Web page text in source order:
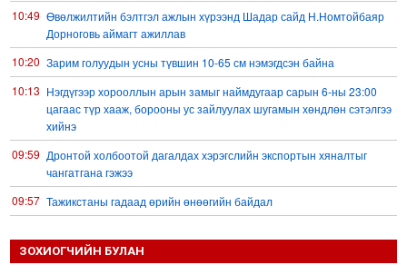
10:49 Өвөлжилтийн бэлтгэл ажлын хүрээнд Шадар сайд Н.Номтойбаяр
Дорноговь аймагт ажиллав
10:20 Зарим голуудын усны түвшин 10-65 см нэмэгдсэн байна
10:13 Нэгдүгээр хорооллын арын замыг наймдугаар сарын 6-ны 23:00
цагаас түр хааж, борооны ус зайлуулах шугамын хөндлөн сэтэлгээ
хийнэ
09:59 Дронтой холбоотой дагалдах хэрэгслийн экспортын хяналтыг
чангатгана гэжээ
09:57 Тажикстаны гадаад өрийн өнөөгийн байдал
09:22 Үндсэн хууль зөрчсөн Х.Булгантуяа, үндэсний эв нэгдэлд
ЗОХИОГЧИЙН БУЛАН